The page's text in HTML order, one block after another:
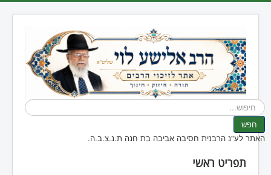
חיפוש...
חפש
האתר לע"נ הרבנית חסיבה אביבה בת חנה ת.נ.צ.ב.ה.
תפריט ראשי